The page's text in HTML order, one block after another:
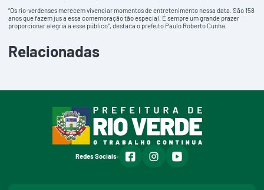
“Os rio-verdenses merecem vivenciar momentos de entretenimento nessa data. São 158
anos que fazem jus a essa comemoração tão especial. É sempre um grande prazer
proporcionar alegria a esse público”, destaca o prefeito Paulo Roberto Cunha.
Relacionadas
Redes Sociais: facebookinstagramyoutube